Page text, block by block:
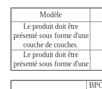
Modèle
Le produit doit être
présenté sous forme d'une
couche de couches.
Le produit doit être
présenté sous forme d'une
couche d'étiquette.
Le produit doit être